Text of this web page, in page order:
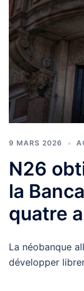
9 MARS 2026
N26
la
quatre
La néobanque
développer